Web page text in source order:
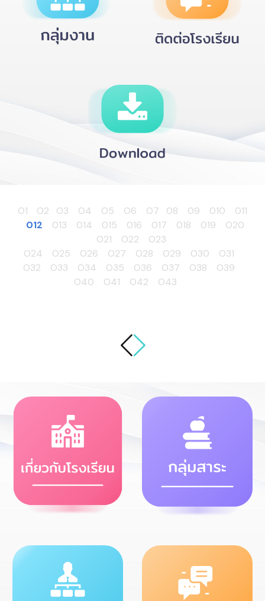
O1 O2 O3 O4 O5 O6 O7 08 09 010
011
012
013 014 015 016 017 018 019
O20
O21
O22
O23
O24
O25 O26 O27 O28 O29 O30
O31
O32
O33 O34 O35 O36 O37 O38
O39
O40
O41 O42 O43